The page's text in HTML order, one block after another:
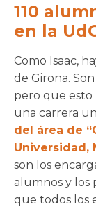
110
en la
Como Isaac,
de Girona.
pero que esto
una carrera
del área de
Universidad,
son los
alumnos y los
que todos los